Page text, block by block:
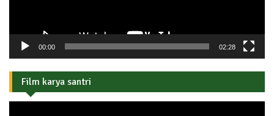
00:00 02:28
Film karya santri